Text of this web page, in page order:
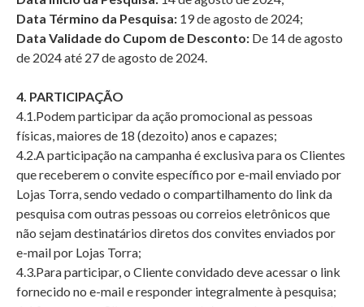
Data Término da Pesquisa: 19 de agosto de 2024;
Data Validade do Cupom de Desconto: De 14 de agosto
de 2024 até 27 de agosto de 2024.
4. PARTICIPAÇÃO
4.1.Podem participar da ação promocional as pessoas
físicas, maiores de 18 (dezoito) anos e capazes;
4.2.A participação na campanha é exclusiva para os Clientes
que receberem o convite específico por e-mail enviado por
Lojas Torra, sendo vedado o compartilhamento do link da
pesquisa com outras pessoas ou correios eletrônicos que
não sejam destinatários diretos dos convites enviados por
e-mail por Lojas Torra;
4.3.Para participar, o Cliente convidado deve acessar o link
fornecido no e-mail e responder integralmente à pesquisa;